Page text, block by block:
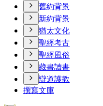
舊約背景
新約背景
猶太文化
聖經考古
聖經風俗
藏書讀書
辯道護教
撰寫文庫